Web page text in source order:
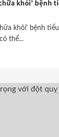
khỏi’ bệnh
khỏi' bệnh
thể...